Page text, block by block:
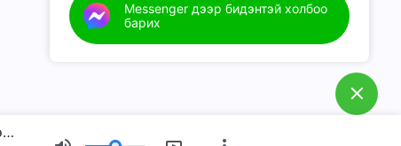
Messenger дээр бидэнтэй холбоо
барих
Өдөр тутмын Бурханы үг: Бурханы ажлыг мэдэх нь | Эшлэл 223